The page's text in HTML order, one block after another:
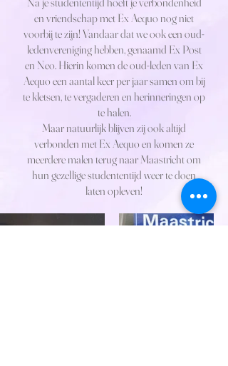
en vriendschap met Ex Aequo nog niet
voorbij te zijn! Vandaar dat we ook een oud-
ledenvereniging hebben, genaamd Ex Post
en Neo. Hierin komen de oud-leden van Ex
Aequo een aantal keer per jaar samen om bij
te kletsen, te vergaderen en herinneringen op
te halen.
Maar natuurlijk blijven zij ook altijd
verbonden met Ex Aequo en komen ze
meerdere malen terug naar Maastricht om
hun gezellige studententijd weer te doen
laten opleven!